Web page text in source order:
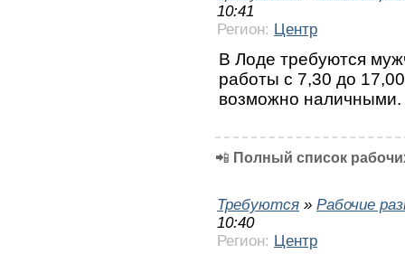
10:41
Регион: Центр
В Лоде требуются
работы с 7,30 до
возможно наличными.
📲 Полный список
Требуются » Рабочие
10:40
Регион: Центр